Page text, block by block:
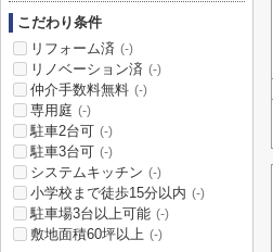
こだわり条件
リフォーム済 (-)
リノベーション済 (-)
仲介手数料無料 (-)
専用庭 (-)
駐車2台可 (-)
駐車3台可 (-)
システムキッチン (-)
小学校まで徒歩15分以内 (-)
駐車場3台以上可能 (-)
敷地面積60坪以上 (-)